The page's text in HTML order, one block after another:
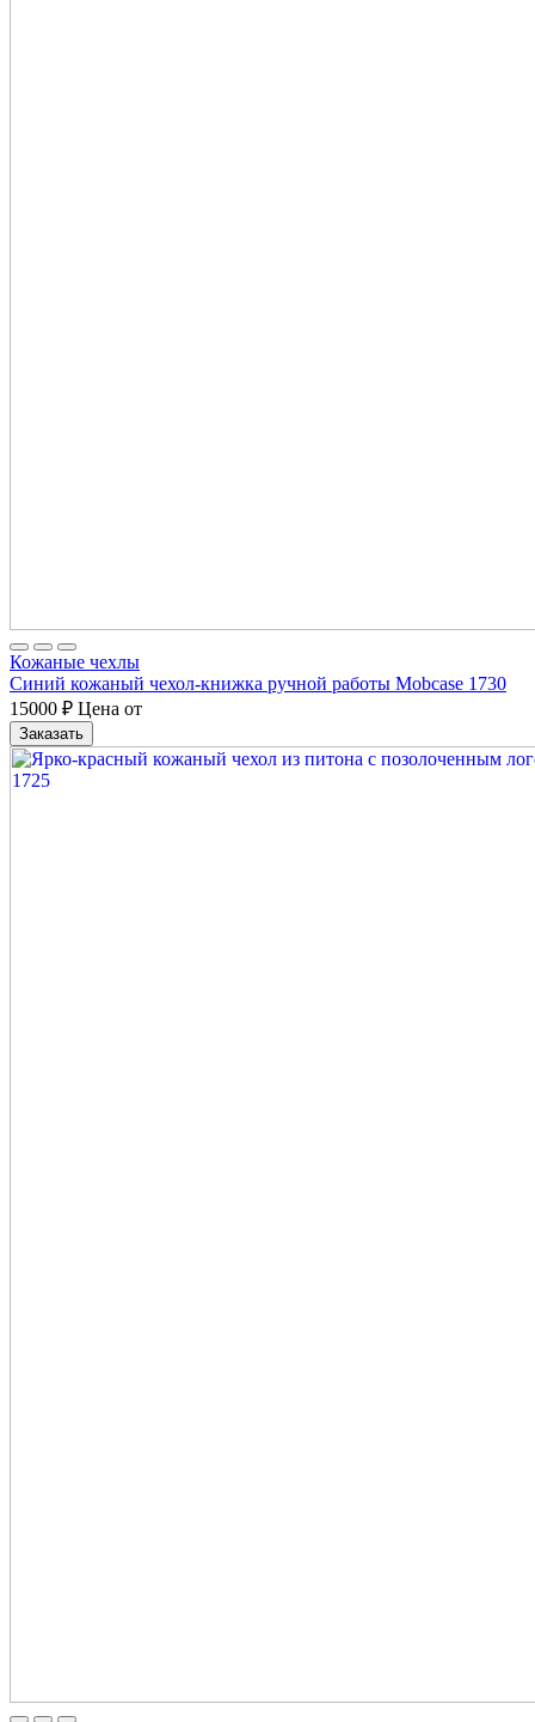
Кожаные чехлы
Синий кожаный чехол-книжка ручной работы Mobcase 1730
15000 ₽ Цена от
Заказать